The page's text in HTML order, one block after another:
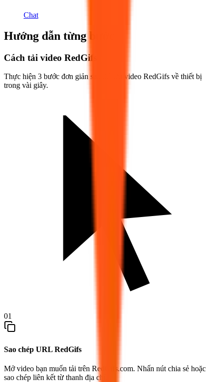
Chat
Hướng dẫn từng bước
Cách tải video RedGifs
Thực hiện 3 bước đơn giản sau để lưu video RedGifs về thiết bị
trong vài giây.
01
Sao chép URL RedGifs
Mở video bạn muốn tải trên RedGifs.com. Nhấn nút chia sẻ hoặc
sao chép liên kết từ thanh địa chỉ.